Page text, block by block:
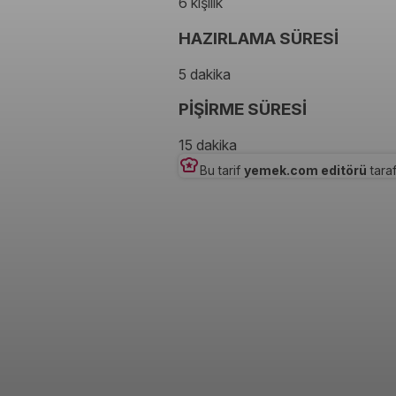
HAZIRLAMA SÜRESİ
5 dakika
PİŞİRME SÜRESİ
15 dakika
Bu tarif yemek.com editörü